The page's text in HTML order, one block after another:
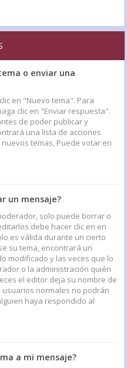
o enviar una
en "Nuevo tema". Para
clic en "Enviar respuesta".
de poder publicar y
una lista de acciones
temas, Puede votar en
un mensaje?
solo puede borrar o
debe hacer clic en en
es válida durante un cierto
su tema, encontrará un
modificado y las veces que lo
o la administración quién
el editor deja su nombre de
usuarios normales no podrán
haya respondido al
a mi mensaje?